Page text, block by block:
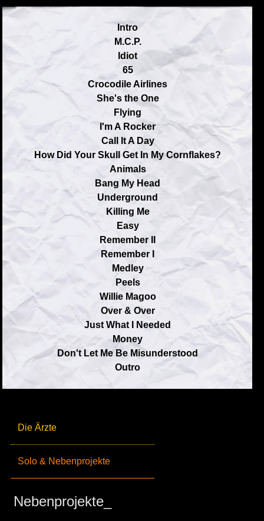
Die Ärzte
Solo & Nebenprojekte
Nebenprojekte_
Intro
M.C.P.
Idiot
65
Crocodile Airlines
She's the One
Flying
I'm A Rocker
Call It A Day
How Did Your Skull Get In My Cornflakes?
Animals
Bang My Head
Underground
Killing Me
Easy
Remember II
Remember I
Medley
Peels
Willie Magoo
Over & Over
Just What I Needed
Money
Don't Let Me Be Misunderstood
Outro